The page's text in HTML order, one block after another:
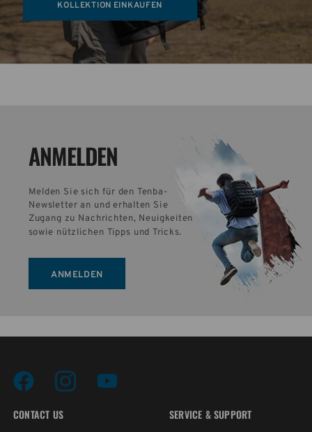
ANMELDEN
Melden Sie sich für den Tenba-
Newsletter an und erhalten Sie
Zugang zu Nachrichten, Neuigkeiten
sowie nützlichen Tipps und Tricks.
ANMELDEN
KOLLEKTION EINKAUFEN
CONTACT US SERVICE & SUPPORT